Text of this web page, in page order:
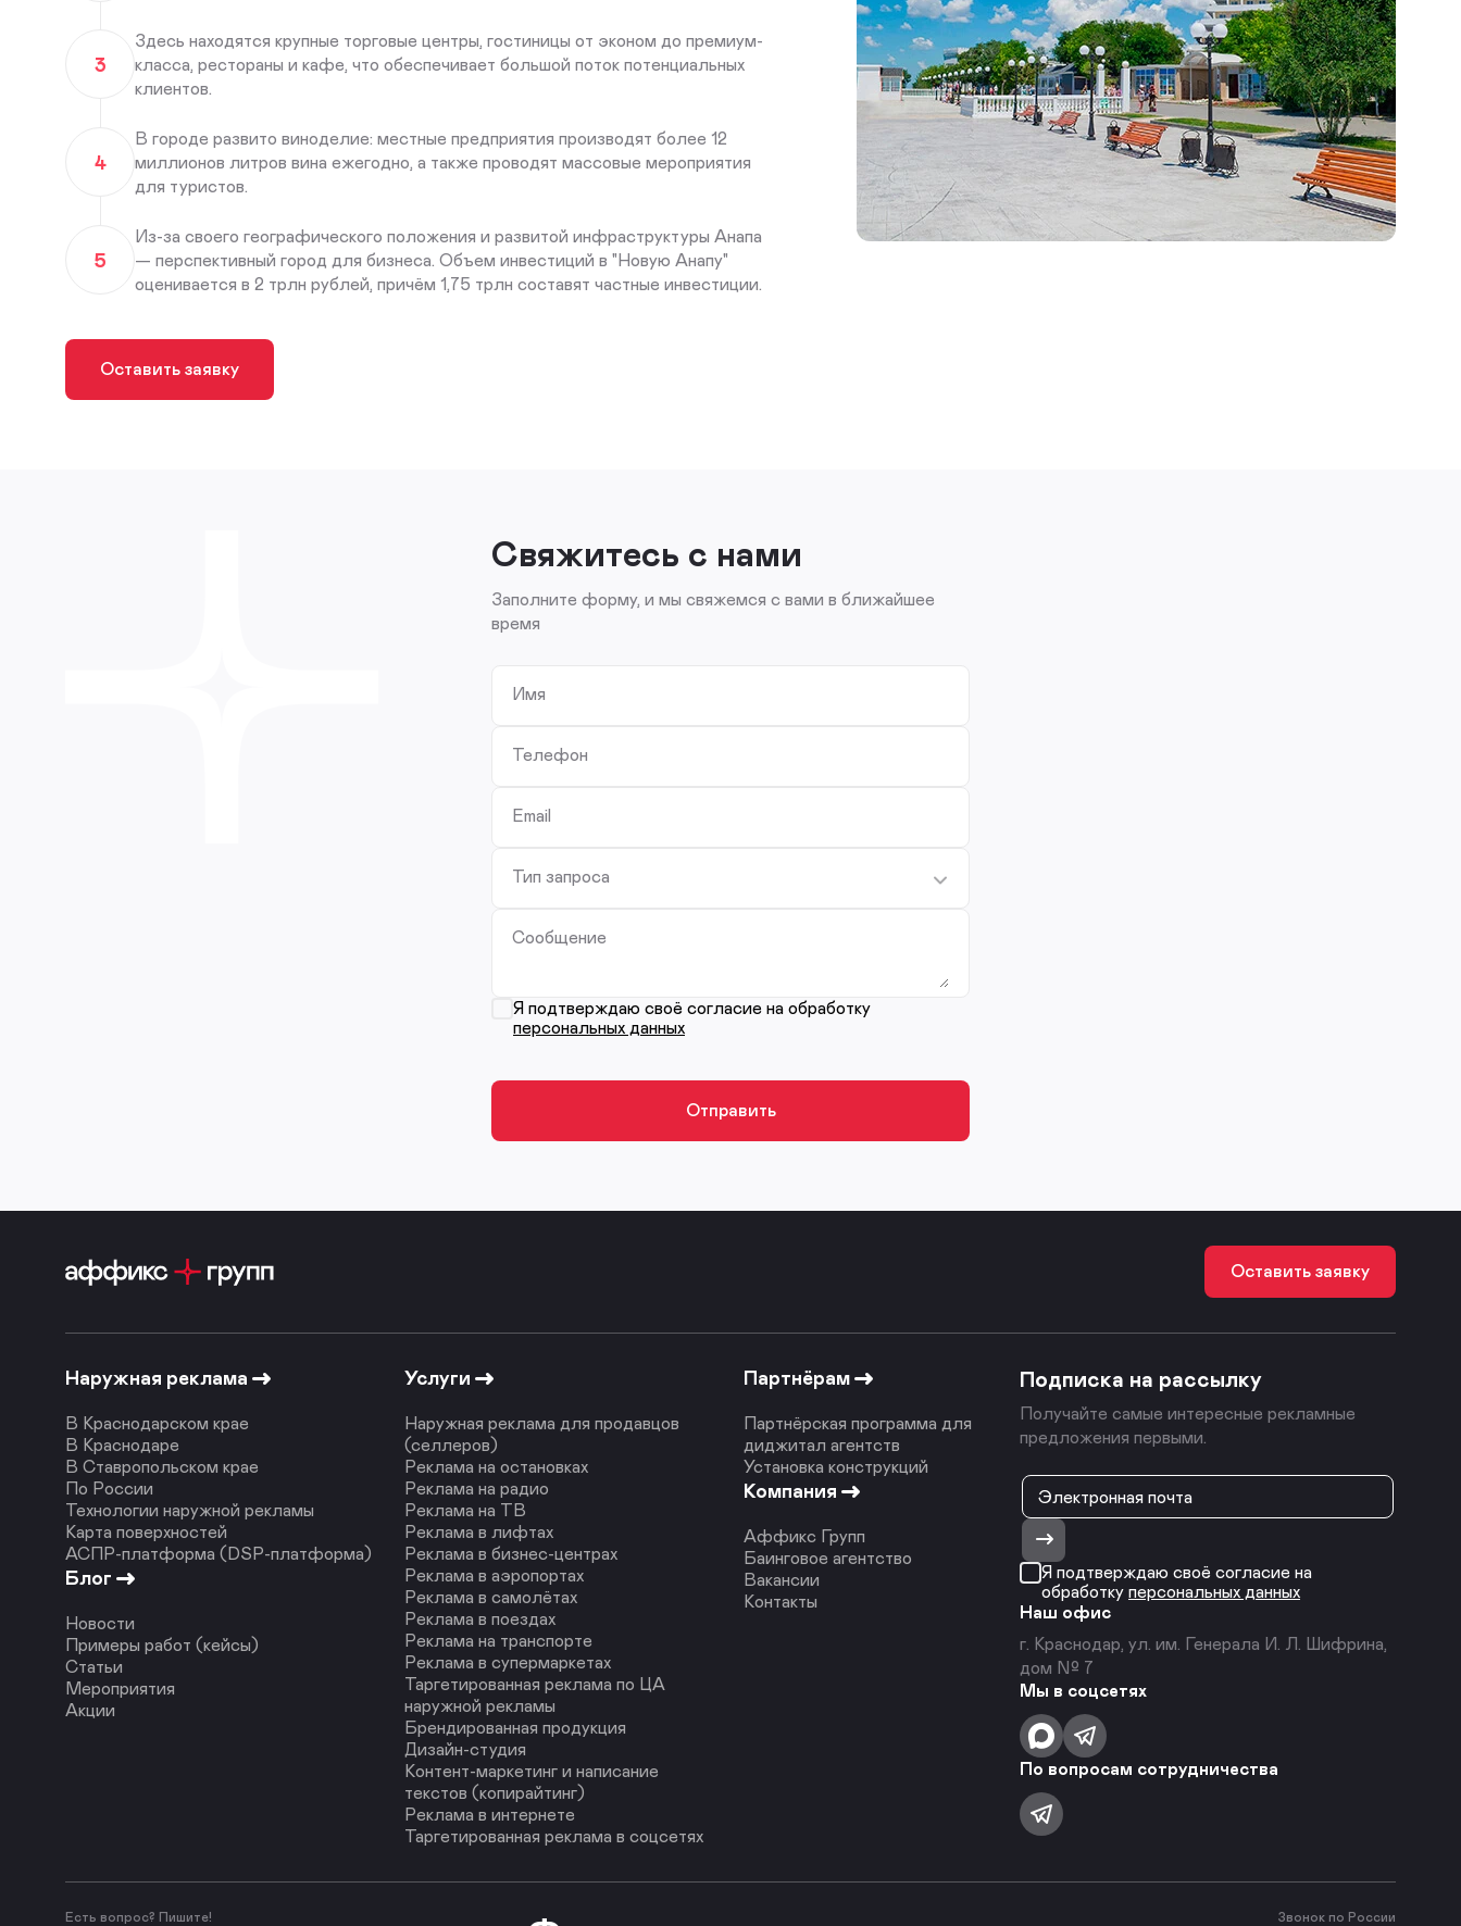
3
Здесь находятся крупные торговые центры, гостиницы от эконом до премиум-
класса, рестораны и кафе, что обеспечивает большой поток потенциальных
клиентов.
4
В городе развито виноделие: местные предприятия производят более 12
миллионов литров вина ежегодно, а также проводят массовые мероприятия
для туристов.
5
Из-за своего географического положения и развитой инфраструктуры Анапа
— перспективный город для бизнеса. Объем инвестиций в "Новую Анапу"
оценивается в 2 трлн рублей, причём 1,75 трлн составят частные инвестиции.
Оставить заявку
Свяжитесь с нами
Заполните форму, и мы свяжемся с вами в ближайшее
время
Имя
Телефон
Email
Тип запроса
Сообщение
Я подтверждаю своё согласие на обработку
персональных данных
Оставить заявку
Наружная реклама
В Краснодарском крае
В Краснодаре
В Ставропольском крае
По России
Технологии наружной рекламы
Карта поверхностей
АСПР-платформа (DSP-платформа)
Блог
Новости
Примеры работ (кейсы)
Статьи
Мероприятия
Акции
Услуги
Наружная реклама для продавцов
(селлеров)
Реклама на остановках
Реклама на радио
Реклама на ТВ
Реклама в лифтах
Реклама в бизнес-центрах
Реклама в аэропортах
Реклама в самолётах
Реклама в поездах
Реклама на транспорте
Реклама в супермаркетах
Таргетированная реклама по ЦА
наружной рекламы
Брендированная продукция
Дизайн-студия
Контент-маркетинг и написание
текстов (копирайтинг)
Реклама в интернете
Таргетированная реклама в соцсетях
Партнёрам
Партнёрская программа для
диджитал агентств
Установка конструкций
Компания
Аффикс Групп
Баинговое агентство
Вакансии
Контакты
Подписка на рассылку
Получайте самые интересные рекламные
предложения первыми.
Я подтверждаю своё согласие на
обработку персональных данных
Наш офис
г. Краснодар, ул. им. Генерала И. Л. Шифрина,
дом № 7
Мы в соцсетях
По вопросам сотрудничества
Есть вопрос? Пишите! Звонок по России